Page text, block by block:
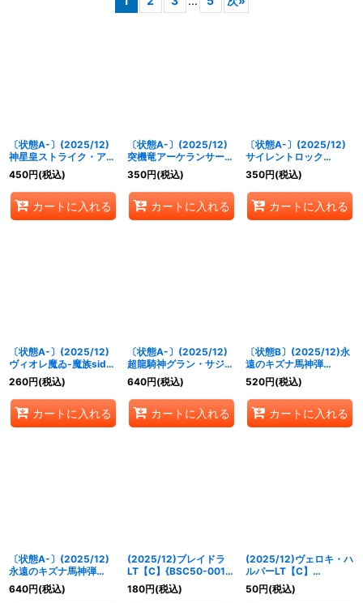
〔状態A-〕(2025/12)
神星皇ストライク・アポ
ロドラゴンLT【M】
{BSC50-005}《多》
450円(税込)
カートに入れる
〔状態A-〕(2025/12)
突機竜アーケランサー
LT【M】{BSC50-019}
《赤》
350円(税込)
カートに入れる
〔状態A-〕(2025/12)
サイレントロック
LT【R】{BSC50-045}
《白》
350円(税込)
カートに入れる
〔状態A-〕(2025/12)
ヴィオレ魔ゐ-魔族side-
(BSC50収録)【CP】
{SD51-CP01}《多》
260円(税込)
カートに入れる
〔状態A-〕(2025/12)
超龍騎神グラン・サジッ
ト・ノヴァ(BSC50収
録)【X】{BS51-
10thX04}《多》
640円(税込)
カートに入れる
〔状態B〕(2025/12)永
遠のキズナ馬神弾
(BSC50収録)【X】
{PX20-01}《赤》
520円(税込)
カートに入れる
〔状態A-〕(2025/12)
永遠のキズナ馬神弾
(BSC50収録)【X】
{PX20-01}《赤》
640円(税込)
(2025/12)ブレイドラ
LT【C】{BSC50-001}
《赤》
180円(税込)
(2025/12)ヴェロキ・ハ
ルパーLT【C】
{BSC50-002}《赤》
50円(税込)